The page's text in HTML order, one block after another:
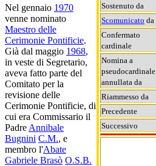
Sostenuto da
Scomunicato da
Confermato
cardinale
Nomina a
pseudocardinale
annullata da
Riammesso da
Precedente
Successivo
Nel gennaio 1970
venne nominato
Maestro delle
Cerimonie Pontificie.
Già dal maggio 1968,
in veste di Segretario,
aveva fatto parte del
Comitato per la
revisione delle
Cerimonie Pontificie, di
cui era Commissario il
Padre Annibale
Bugnini C.M., e
membro l'Abate
Gabriele Brasò O.S.B.